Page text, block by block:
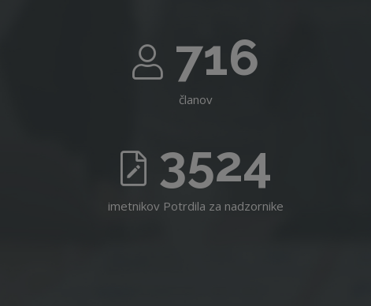
716
članov
3524
imetnikov Potrdila za nadzornike